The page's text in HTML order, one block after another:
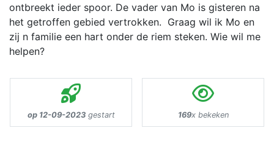
ontbreekt ieder spoor. De vader van Mo is gisteren na
het getroffen gebied vertrokken. Graag wil ik Mo en
zij n familie een hart onder de riem steken. Wie wil me
helpen?
op 12-09-2023gestart 169x bekeken